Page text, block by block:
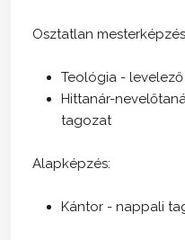
Osztatlan
Teológia -
Hittanár-
tagozat
Alapképzés:
Kántor - nappali